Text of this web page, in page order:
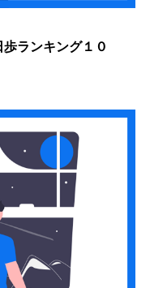
歩ランキング１０